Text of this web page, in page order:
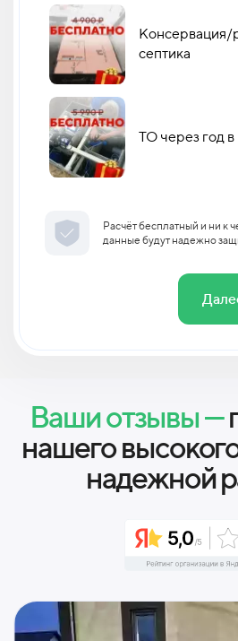
Консервация/
септика
ТО через год
Расчёт бесплатный и ни к
данные будут надежно
Ваши отзывы —
нашего
надежной